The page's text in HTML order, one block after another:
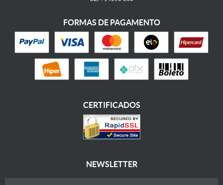
FORMAS DE PAGAMENTO
CERTIFICADOS
NEWSLETTER